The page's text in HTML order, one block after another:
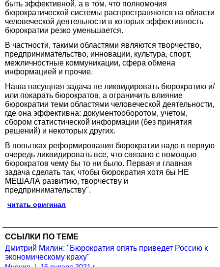
быть эффективной, а в том, что полномочия
бюрократической системы распространяются на области
человеческой деятельности в которых эффективность
бюрократии резко уменьшается.
В частности, такими областями являются творчество,
предпринимательство, инновации, культура, спорт,
межличностные коммуникации, сфера обмена
информацией и прочие.
Наша насущная задача не ликвидировать бюрократию и/
или покарать бюрократов, а ограничить влияние
бюрократии теми областями человеческой деятельности,
где она эффективна: документооборотом, учетом,
сбором статистической информации (без принятия
решений) и некоторых других.
В попытках реформирования бюрократии надо в первую
очередь ликвидировать все, что связано с помощью
бюрократов чему бы то ни было. Первая и главная
задача сделать так, чтобы бюрократия хотя бы НЕ
МЕШАЛА развитию, творчеству и
предпринимательству".
читать оригинал
ССЫЛКИ ПО ТЕМЕ
Дмитрий Милин: "Бюрократия опять приведет Россию к
экономическому краху"